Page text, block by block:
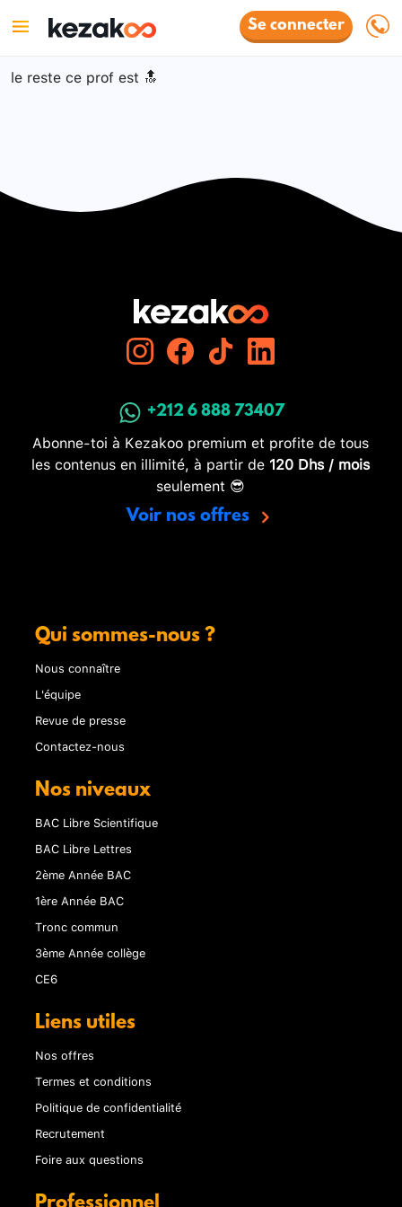
Se connecter
le reste ce prof est 🔝
+212 6 888 73407
Abonne-toi à Kezakoo premium et profite de tous
les contenus en illimité, à partir de 120 Dhs / mois
seulement 😎
Voir nos offres
Qui sommes-nous ?
Nous connaître
L'équipe
Revue de presse
Contactez-nous
Nos niveaux
BAC Libre Scientifique
BAC Libre Lettres
2ème Année BAC
1ère Année BAC
Tronc commun
3ème Année collège
CE6
Liens utiles
Nos offres
Termes et conditions
Politique de confidentialité
Recrutement
Foire aux questions